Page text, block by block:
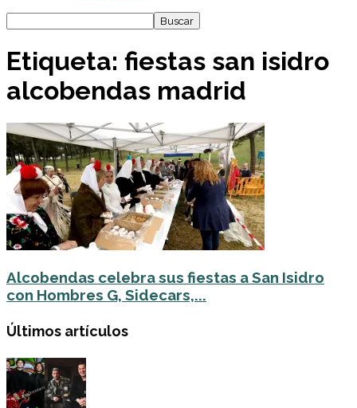
Etiqueta: fiestas san isidro
alcobendas madrid
Alcobendas celebra sus fiestas a San Isidro
con Hombres G, Sidecars,...
Últimos artículos